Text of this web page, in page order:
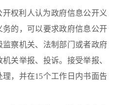
权利人认为政府信息公开义
的，可以要求政府信息公开
察机关、法制部门或者政府
关举报、投诉。接受举报、
，并在15个工作日内书面告